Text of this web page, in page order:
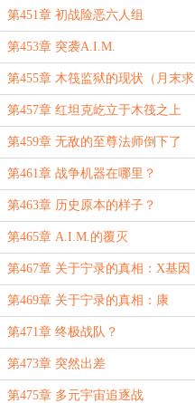
第451章 初战险恶六人组
第453章 突袭A.I.M.
第455章 木筏监狱的现状（月末求
月票）
第457章 红坦克屹立于木筏之上
第459章 无敌的至尊法师倒下了
第461章 战争机器在哪里？
第463章 历史原本的样子？
第465章 A.I.M.的覆灭
第467章 关于宁录的真相：X基因
第469章 关于宁录的真相：康
第471章 终极战队？
第473章 突然出差
第475章 多元宇宙追逐战